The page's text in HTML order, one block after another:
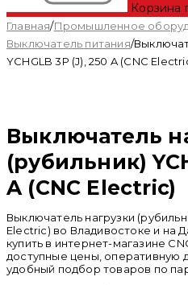
Корзина
Главная/Промышленное
Выключатель питания/
YCHGLB 3P (J), 250 A (CNC
Выключатель
(рубильник)
A (CNC Electric)
Выключатель нагрузки
Electric) во Владивостоке и на
купить в интернет-магазине
доступные цены, оперативную
удобный подбор товаров по